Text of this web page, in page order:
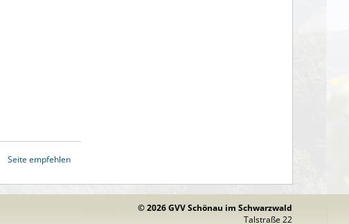
Seite empfehlen
© 2026 GVV Schönau im Schwarzwald
Talstraße 22